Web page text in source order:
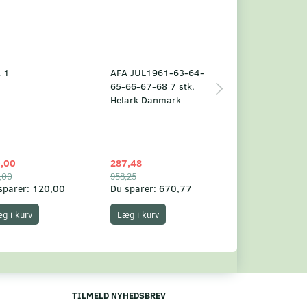
1
120,00
i kurv
AFA JUL1961-63-64-
65-66-67-68 7 stk.
Helark Danmark
287,48
958,25
Du sparer: 670,77
Læg i kurv
TILMELD NYHEDSBREV